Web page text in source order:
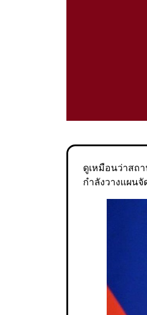
ดูเหมือนว่าสถ
กำลังวางแผนจั